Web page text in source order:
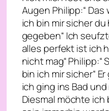
Augen Philipp:“
ich bin mir sicher
gegeben“ Ich
alles perfekt ist ich
nicht mag“ Philipp:“
bin ich mir sicher“
ich ging ins Bad
Diesmal möchte